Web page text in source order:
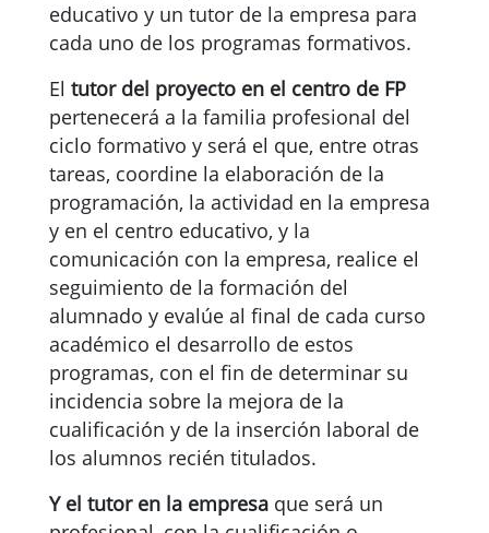
educativo y un tutor de la empresa para
cada uno de los programas formativos.
El tutor del proyecto en el centro de FP
pertenecerá a la familia profesional del
ciclo formativo y será el que, entre otras
tareas, coordine la elaboración de la
programación, la actividad en la empresa
y en el centro educativo, y la
comunicación con la empresa, realice el
seguimiento de la formación del
alumnado y evalúe al final de cada curso
académico el desarrollo de estos
programas, con el fin de determinar su
incidencia sobre la mejora de la
cualificación y de la inserción laboral de
los alumnos recién titulados.
Y el tutor en la empresa que será un